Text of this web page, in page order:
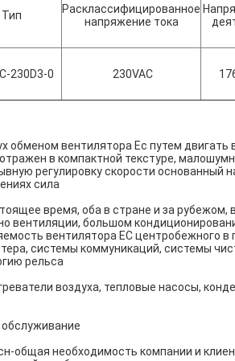
Тип
Расклассифицированное
напряжение тока
230D3-0 230VAC
обменом вентилятора Ec путем
в компактной текстуре,
регулировку скорости
сила
время, оба в стране и за рубежом,
вентиляции, большом
вентилятора EC центробежного
системы коммуникаций, системы
рельса
воздуха, тепловые насосы,
общая необходимость компании и